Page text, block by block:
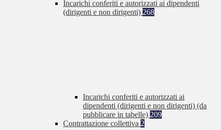
Incarichi conferiti e autorizzati ai dipendenti
(dirigenti e non dirigenti) 268
Incarichi conferiti e autorizzati ai
dipendenti (dirigenti e non dirigenti) (da
pubblicare in tabelle) 209
Contrattazione collettiva 2